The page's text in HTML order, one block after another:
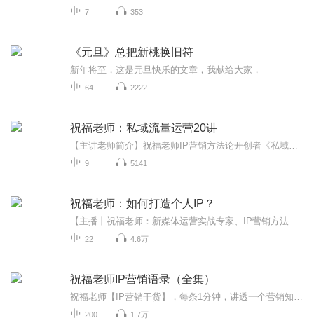
7 353
《元旦》总把新桃换旧符
新年将至，这是元旦快乐的文章，我献给大家，
64 2222
祝福老师：私域流量运营20讲
9 5141
祝福老师：如何打造个人IP？
22 4.6万
祝福老师IP营销语录（全集）
200 1.7万